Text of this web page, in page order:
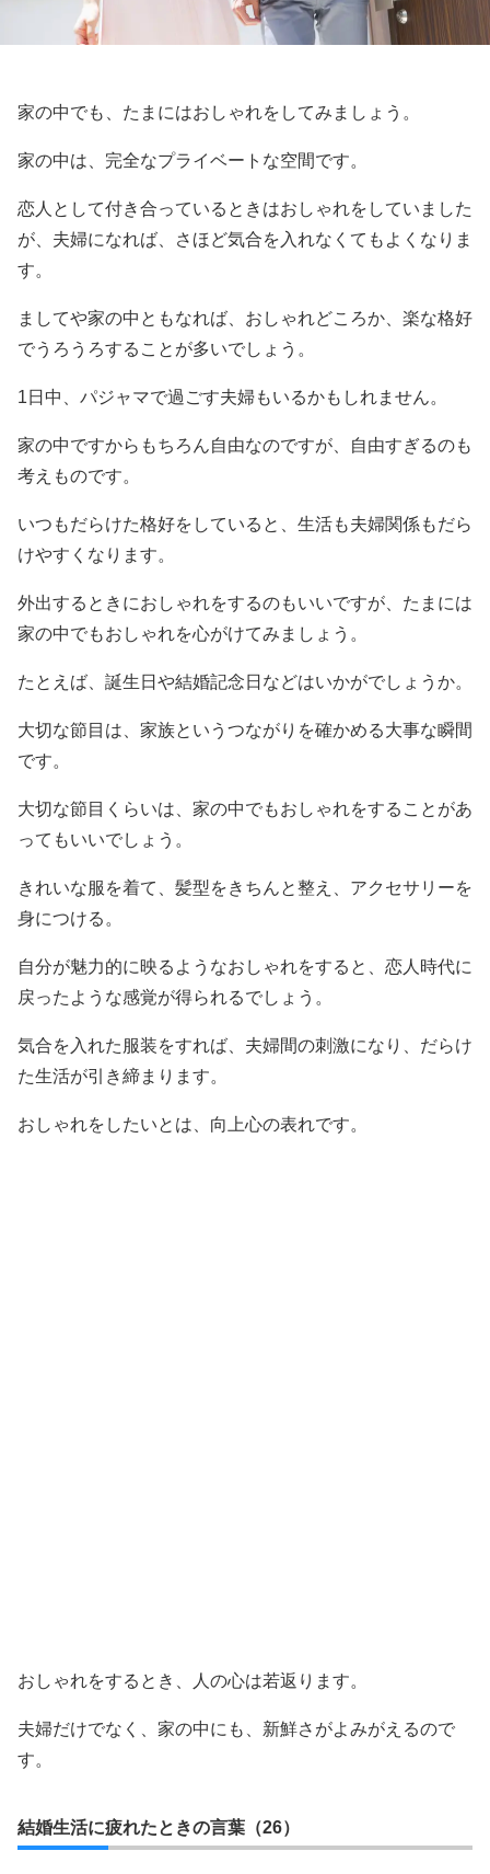
家の中でも、たまにはおしゃれをしてみましょう。
家の中は、完全なプライベートな空間です。
恋人として付き合っているときはおしゃれをしていました
が、夫婦になれば、さほど気合を入れなくてもよくなりま
す。
ましてや家の中ともなれば、おしゃれどころか、楽な格好
でうろうろすることが多いでしょう。
1日中、パジャマで過ごす夫婦もいるかもしれません。
家の中ですからもちろん自由なのですが、自由すぎるのも
考えものです。
いつもだらけた格好をしていると、生活も夫婦関係もだら
けやすくなります。
外出するときにおしゃれをするのもいいですが、たまには
家の中でもおしゃれを心がけてみましょう。
たとえば、誕生日や結婚記念日などはいかがでしょうか。
大切な節目は、家族というつながりを確かめる大事な瞬間
です。
大切な節目くらいは、家の中でもおしゃれをすることがあ
ってもいいでしょう。
きれいな服を着て、髪型をきちんと整え、アクセサリーを
身につける。
自分が魅力的に映るようなおしゃれをすると、恋人時代に
戻ったような感覚が得られるでしょう。
気合を入れた服装をすれば、夫婦間の刺激になり、だらけ
た生活が引き締まります。
おしゃれをしたいとは、向上心の表れです。
おしゃれをするとき、人の心は若返ります。
夫婦だけでなく、家の中にも、新鮮さがよみがえるので
す。
結婚生活に疲れたときの言葉（26）